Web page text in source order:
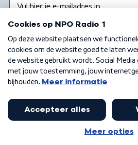
Algemene voorwaarden